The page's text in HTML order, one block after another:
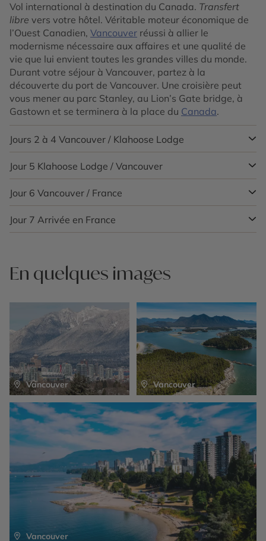
Vol international à destination du Canada. Transfert
libre vers votre hôtel. Véritable moteur économique de
l’Ouest Canadien, Vancouver réussi à allier le
modernisme nécessaire aux affaires et une qualité de
vie que lui envient toutes les grandes villes du monde.
Durant votre séjour à Vancouver, partez à la
découverte du port de Vancouver. Une croisière peut
vous mener au parc Stanley, au Lion’s Gate bridge, à
Gastown et se terminera à la place du Canada.
Jours 2 à 4 Vancouver / Klahoose Lodge
Aujourd’hui vous prendrez l’avion pour rejoindre Powell
River. Une navette en bateau du lodge viendra vous
chercher pour vous transférer au lodge. Vous allez
passer 3 nuits dans un cadre d’exception : le Klahoose
Wilderness Resort situé à Desolation Sound.
– Logement 3 nuits en Lodge Room ou Cabin
– Klahoose Cultural and Wildlife Tour ou Grizzly Bear
– Tour en kayak, paddle, randonnées en forêts
– Pension complète
Jour 5 Klahoose Lodge / Vancouver
Aujourd’hui, vous reprenez le ferry pour rejoindre Powell
River, puis un avion pour repartir sur Vancouver, où
vous passez votre dernière journée, ou alors pour
continuer la suite de votre voyage.
Jour 6 Vancouver / France
Transfert libre vers l’aéroport avant de prendre votre
vol retour vers la France. Dîner et nuit à bord.
Jour 7 Arrivée en France
En quelques images
Vancouver
Vancouver Vancouver